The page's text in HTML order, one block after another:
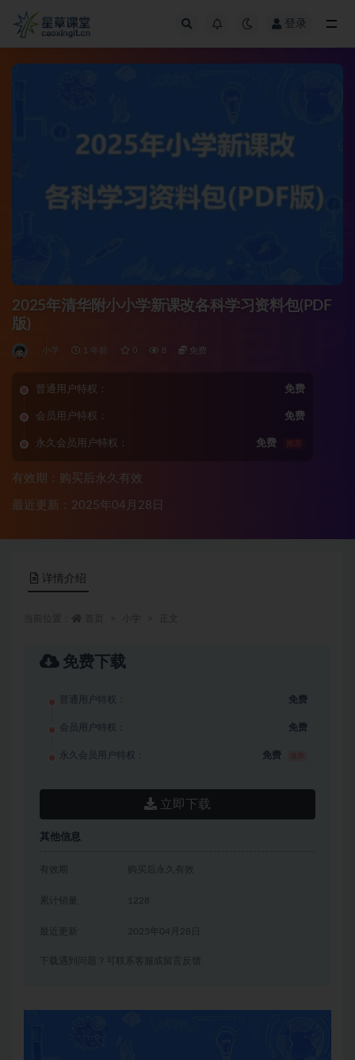
登录
2025年清华附小小学新课改各科学习资料包(PDF
版)
小学 1 年前 0 8 免费
普通用户特权： 免费
会员用户特权： 免费
永久会员用户特权： 免费 推荐
有效期：购买后永久有效
最近更新：2025年04月28日
详情介绍
免费下载
普通用户特权： 免费
会员用户特权： 免费
永久会员用户特权： 免费
立即下载
其他信息
有效期 购买后永久有效
累计销量 1228
2025年04月28日
下载遇到问题？可联系客服或留言反馈